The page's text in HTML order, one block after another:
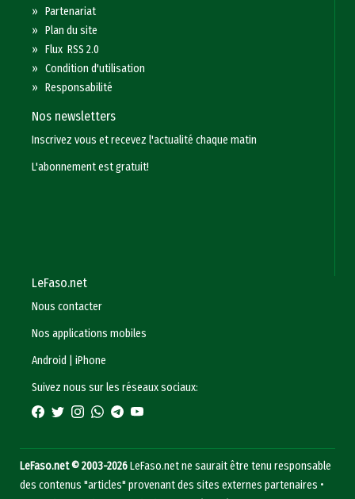
»Partenariat
»Plan du site
»Flux RSS 2.0
»Condition d'utilisation
»Responsabilité
Nos newsletters
Inscrivez vous et recevez l'actualité chaque matin
L'abonnement est gratuit!
LeFaso.net
Nous contacter
Nos applications mobiles
Android
|iPhone
Suivez nous sur les réseaux sociaux:
LeFaso.net © 2003-2026LeFaso.net ne saurait être tenu responsable
des contenus "articles" provenant des sites externes partenaires •